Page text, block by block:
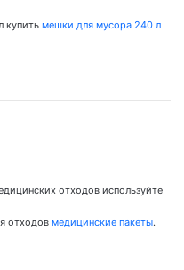
купить мешки для мусора 240 л
отходов используйте
отходов медицинские пакеты.